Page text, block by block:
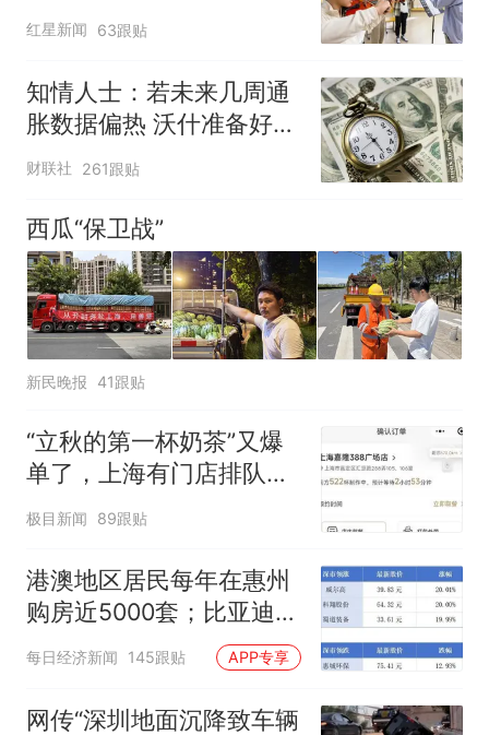
“如何策划晚会” 专家：遏
制“艺考捷径化”
红星新闻 63跟贴
知情人士：若未来几周通
胀数据偏热 沃什准备好加
息
财联社 261跟贴
西瓜“保卫战”
新民晚报 41跟贴
“立秋的第一杯奶茶”又爆
单了，上海有门店排队超
500杯，店员：今天奶茶
时
极目新闻 89跟贴
港澳地区居民每年在惠州
购房近5000套；比亚迪销
量跻身全球车企第六丨大
每日经济新闻 145跟贴 APP专享
网传“深圳地面沉降致车辆